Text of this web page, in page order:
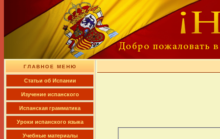
ГЛАВНОЕ МЕНЮ
Cтатьи об Испании
Изучение испанского
Испанская грамматика
Уроки испанского языка
Учебные материалы